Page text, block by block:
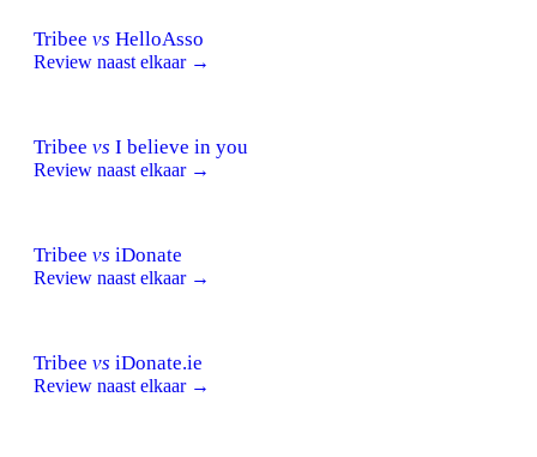
Tribee vs HelloAsso
Review naast elkaar →
Tribee vs I believe in you
Review naast elkaar →
Tribee vs iDonate
Review naast elkaar →
Tribee vs iDonate.ie
Review naast elkaar →